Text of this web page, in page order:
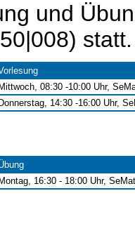
und
statt.
Mittwoch, 08:30 -10:00 Uhr,
Donnerstag, 14:30 -16:00 Uhr,
Montag, 16:30 - 18:00 Uhr,